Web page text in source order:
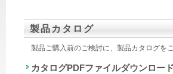
製品カタログ
製品ご購入前のご検討に、製品カタログを
カタログPDFファイルダウンロード